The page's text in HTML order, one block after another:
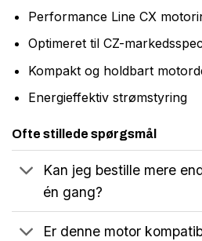
Performance Line CX
Optimeret til CZ-
Kompakt og holdbart
Energieffektiv strømstyring
Ofte stillede spørgsmål
Kan jeg bestille mere
én gang?
Er denne motor